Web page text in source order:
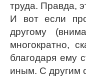
труда. Правда,
И вот если
другому
многократно,
благодаря ему
иным. С другим